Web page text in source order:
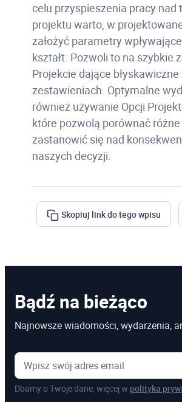
celu przyspieszenia pracy nad
projektu warto, w
założyć parametry
kształt. Pozwoli to na szybkie
Projekcie dające
zestawieniach. Optymalne
również używanie Opcji
które pozwolą porównać
zastanowić się nad
naszych decyzji.
Skopiuj link do tego wpisu
Bądź na bieżąco
Najnowsze wiadomości, wydarzenia,
Dbamy o Twoje dane, więcej w polityka